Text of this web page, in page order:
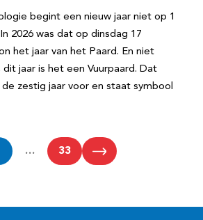
begint een nieuw jaar niet op 1
2026 was dat op dinsdag 17
het jaar van het Paard. En niet
dit jaar is het een Vuurpaard. Dat
zestig jaar voor en staat symbool
… 33